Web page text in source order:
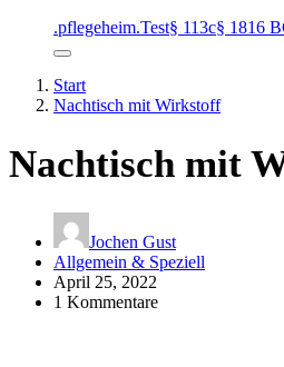
.pflegeheim.Test§ 113c§ 1816
Start
Nachtisch mit Wirkstoff
Nachtisch mit
Jochen Gust
Allgemein & Speziell
April 25, 2022
1 Kommentare